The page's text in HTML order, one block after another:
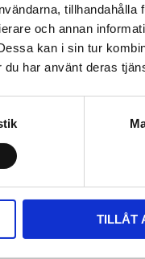
tillhandahålla
och annan
kan i sin tur
har använt deras
TILLÅT
att lämna ett